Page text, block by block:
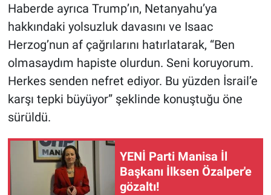
Haberde ayrıca Trump’ın, Netanyahu’ya
hakkındaki yolsuzluk davasını ve Isaac
Herzog’nun af çağrılarını hatırlatarak, “Ben
olmasaydım hapiste olurdun. Seni koruyorum.
Herkes senden nefret ediyor. Bu yüzden İsrail’e
karşı tepki büyüyor” şeklinde konuştuğu öne
sürüldü.
YENİ Parti Manisa İl
Başkanı İlksen Özalper'e
gözaltı!